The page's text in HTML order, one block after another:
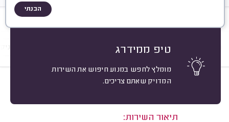
הבנתי
טיפ ממידרג
מומלץ לחפש במנוע חיפוש את השירות
המדויק שאתם צריכים.
טיפולי פנים
יוסי קוניין, הרצליה.
תיאור השירות: